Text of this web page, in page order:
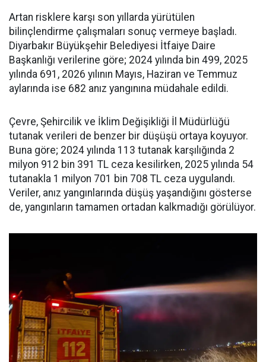
Artan risklere karşı son yıllarda yürütülen
bilinçlendirme çalışmaları sonuç vermeye başladı.
Diyarbakır Büyükşehir Belediyesi İtfaiye Daire
Başkanlığı verilerine göre; 2024 yılında bin 499, 2025
yılında 691, 2026 yılının Mayıs, Haziran ve Temmuz
aylarında ise 682 anız yangınına müdahale edildi.
Çevre, Şehircilik ve İklim Değişikliği İl Müdürlüğü
tutanak verileri de benzer bir düşüşü ortaya koyuyor.
Buna göre; 2024 yılında 113 tutanak karşılığında 2
milyon 912 bin 391 TL ceza kesilirken, 2025 yılında 54
tutanakla 1 milyon 701 bin 708 TL ceza uygulandı.
Veriler, anız yangınlarında düşüş yaşandığını gösterse
de, yangınların tamamen ortadan kalkmadığı görülüyor.